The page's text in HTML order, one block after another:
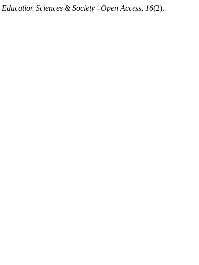
Education Sciences & Society - Open Access, 16(2).